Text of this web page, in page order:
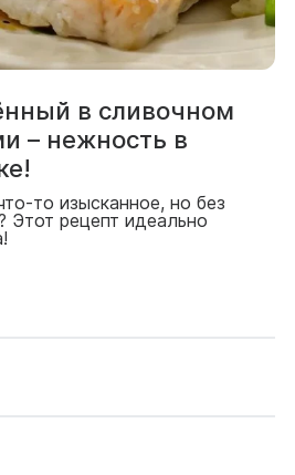
в сливочном
– нежность в
то изысканное, но без
Этот рецепт идеально